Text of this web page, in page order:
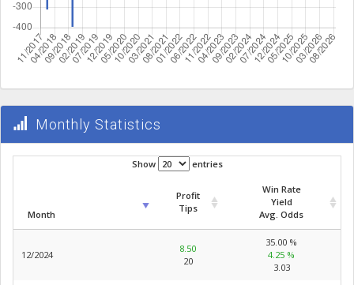
Monthly Statistics
Show entries
Month
Profit
Tips
Win Rate
Yield
Avg. Odds
12/2024
8.50
20
35.00 %
4.25 %
3.03